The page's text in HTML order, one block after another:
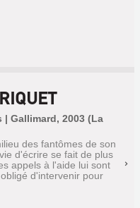
| Gallimard, 2003 (La
des fantômes de son
d'écrire se fait de plus
appels à l'aide lui sont
d'intervenir pour